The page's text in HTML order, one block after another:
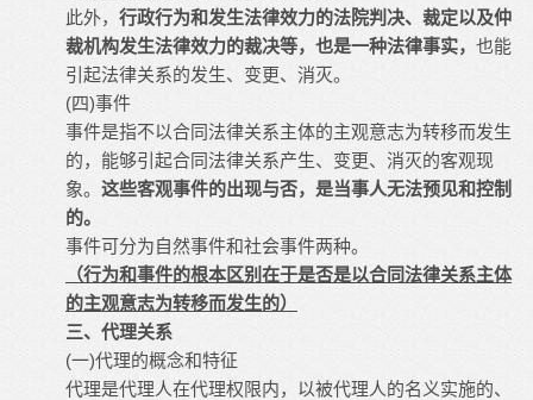
此外， 行政行为和发生法律效力的法院判决、裁定以及仲
裁机构发生法律效力的裁决等，也是一种法律事实， 也能
引起法律关系的发生、变更、消灭。
(四)事件
事件是指不以合同法律关系主体的主观意志为转移而发生
的，能够引起合同法律关系产生、变更、消灭的客观现
象。 这些客观事件的出现与否，是当事人无法预见和控制
的。
事件可分为自然事件和社会事件两种。
（行为和事件的根本区别在于是否是以合同法律关系主体
的主观意志为转移而发生的）
三、代理关系
(一)代理的概念和特征
代理是代理人在代理权限内，以被代理人的名义实施的、